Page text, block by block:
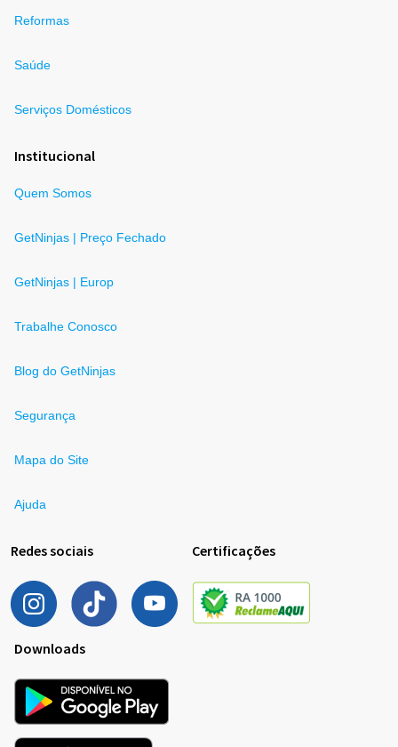
Reformas
Saúde
Serviços Domésticos
Institucional
Quem Somos
GetNinjas | Preço Fechado
GetNinjas | Europ
Trabalhe Conosco
Blog do GetNinjas
Segurança
Mapa do Site
Ajuda
Redes sociais Certificações
Downloads